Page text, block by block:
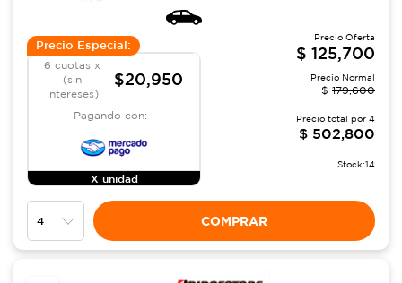
Precio Especial:
6 cuotas x
(sin
intereses)
$20,950
Pagando con:
X unidad
Precio Oferta
$ 125,700
Precio Normal
$ 179,600
Precio total por 4
$ 502,800
Stock:14
COMPRAR